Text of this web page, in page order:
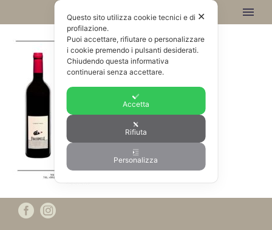
✕
Questo sito utilizza cookie tecnici e di
profilazione.
Puoi accettare, rifiutare o personalizzare
i cookie premendo i pulsanti desiderati.
Chiudendo questa informativa
continuerai senza accettare.
Accetta
Rifiuta
Personalizza